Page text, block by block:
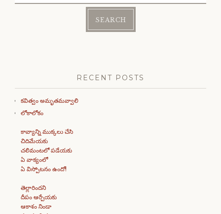
RECENT POSTS
కవిత్వం అమృతమవ్వాలి
లోకాలోకం
కావ్యాన్ని ముక్కలు చేసి
చిదిమేయకు
చలిమంటలో పడేయకు
ఏ వాక్యంలో
ఏ విస్పోటనం ఉందో!
తెల్లారిందని
దీపం ఆర్పేయకు
ఆకాశం నిండా